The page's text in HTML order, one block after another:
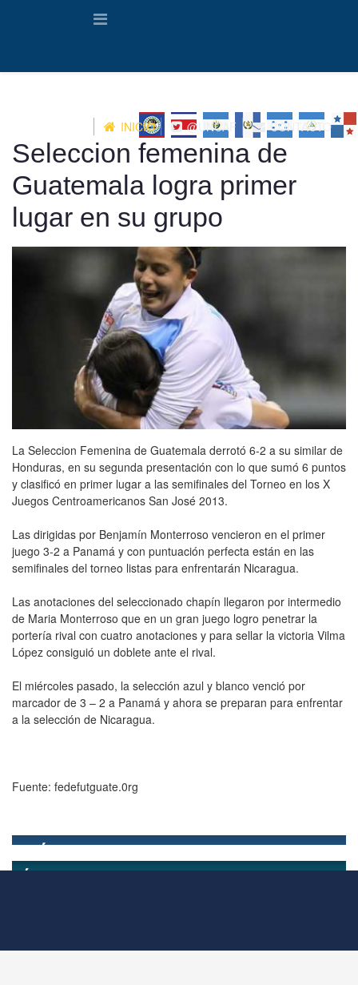
INICIO @UNCAF CONTACTO
Seleccion femenina de
Guatemala logra primer
lugar en su grupo
La Seleccion Femenina de Guatemala derrotó 6-2 a su similar de
Honduras, en su segunda presentación con lo que sumó 6 puntos
y clasificó en primer lugar a las semifinales del Torneo en los X
Juegos Centroamericanos San José 2013.
Las dirigidas por Benjamín Monterroso vencieron en el primer
juego 3-2 a Panamá y con puntuación perfecta están en las
semifinales del torneo listas para enfrentarán Nicaragua.
Las anotaciones del seleccionado chapín llegaron por intermedio
de Maria Monterroso que en un gran juego logro penetrar la
portería rival con cuatro anotaciones y para sellar la victoria Vilma
López consiguió un doblete ante el rival.
El miércoles pasado, la selección azul y blanco venció por
marcador de 3 – 2 a Panamá y ahora se preparan para enfrentar
a la selección de Nicaragua.
Fuente: fedefutguate.0rg